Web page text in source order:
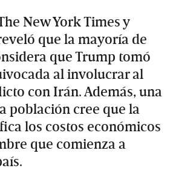
New York Times y
que la mayoría de
que Trump tomó
al involucrar al
con Irán. Además, una
población cree que la
los costos económicos
que comienza a